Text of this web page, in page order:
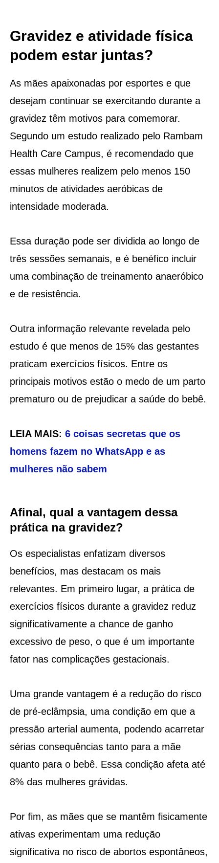
Gravidez e atividade física
podem estar juntas?
As mães apaixonadas por esportes e que
desejam continuar se exercitando durante a
gravidez têm motivos para comemorar.
Segundo um estudo realizado pelo Rambam
Health Care Campus, é recomendado que
essas mulheres realizem pelo menos 150
minutos de atividades aeróbicas de
intensidade moderada.
Essa duração pode ser dividida ao longo de
três sessões semanais, e é benéfico incluir
uma combinação de treinamento anaeróbico
e de resistência.
Outra informação relevante revelada pelo
estudo é que menos de 15% das gestantes
praticam exercícios físicos. Entre os
principais motivos estão o medo de um parto
prematuro ou de prejudicar a saúde do bebê.
LEIA MAIS: 6 coisas secretas que os
homens fazem no WhatsApp e as
mulheres não sabem
Afinal, qual a vantagem dessa
prática na gravidez?
Os especialistas enfatizam diversos
benefícios, mas destacam os mais
relevantes. Em primeiro lugar, a prática de
exercícios físicos durante a gravidez reduz
significativamente a chance de ganho
excessivo de peso, o que é um importante
fator nas complicações gestacionais.
Uma grande vantagem é a redução do risco
de pré-eclâmpsia, uma condição em que a
pressão arterial aumenta, podendo acarretar
sérias consequências tanto para a mãe
quanto para o bebê. Essa condição afeta até
8% das mulheres grávidas.
Por fim, as mães que se mantêm fisicamente
ativas experimentam uma redução
significativa no risco de abortos espontâneos,